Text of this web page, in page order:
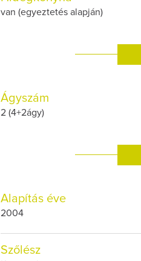
van (egyeztetés alapján)
Ágyszám
2 (4+2ágy)
Alapítás éve
2004
Szőlész